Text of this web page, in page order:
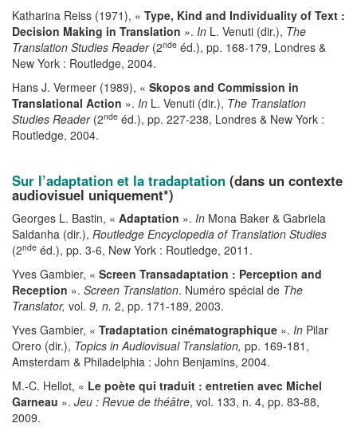
Katharina Reiss (1971), « Type, Kind and Individuality of Text :
Decision Making in Translation ». In L. Venuti (dir.), The
Translation Studies Reader(2nde éd.), pp. 168-179, Londres &
New York : Routledge, 2004.
Hans J. Vermeer (1989), « Skopos and Commission in
Translational Action ». In L. Venuti (dir.), The Translation
Studies Reader(2nde éd.), pp. 227-238, Londres & New York :
Routledge, 2004.
Sur l’adaptation et la tradaptation (dans un contexte
audiovisuel uniquement*)
Georges L. Bastin, « Adaptation ». In Mona Baker & Gabriela
Saldanha (dir.), Routledge Encyclopedia of Translation Studies
(2nde éd.), pp. 3-6, New York : Routledge, 2011.
Yves Gambier, « Screen Transadaptation : Perception and
Reception ». Screen Translation. Numéro spécial de The
Translator, vol. 9, n. 2, pp. 171-189, 2003.
Yves Gambier, « Tradaptation cinématographique ». In Pilar
Orero (dir.), Topics in Audiovisual Translation, pp. 169-181,
Amsterdam & Philadelphia : John Benjamins, 2004.
M.-C. Hellot, « Le poète qui traduit : entretien avec Michel
Garneau ». Jeu : Revue de théâtre, vol. 133, n. 4, pp. 83-88,
2009.